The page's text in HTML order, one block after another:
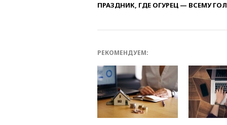
ПРАЗДНИК, ГДЕ ОГУРЕЦ — ВСЕМУ
РЕКОМЕНДУЕМ: